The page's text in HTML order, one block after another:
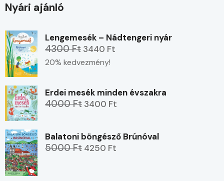
Nyári ajánló
Lengemesék – Nádtengeri nyár
4300 Ft 3440 Ft
20% kedvezmény!
Erdei mesék minden évszakra
4000 Ft 3400 Ft
Balatoni böngésző Brúnóval
5000 Ft 4250 Ft